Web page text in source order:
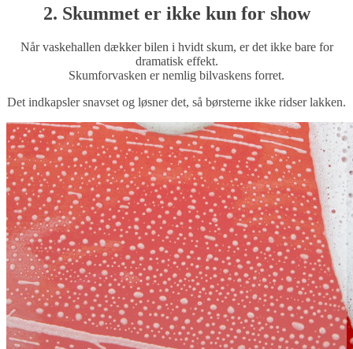
2. Skummet er ikke kun for show
Når vaskehallen dækker bilen i hvidt skum, er det ikke bare for
dramatisk effekt.
Skumforvasken er nemlig bilvaskens forret.
Det indkapsler snavset og løsner det, så børsterne ikke ridser lakken.